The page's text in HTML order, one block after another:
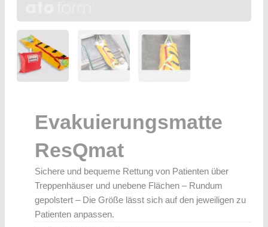
Evakuierungsmatte
ResQmat
Sichere und bequeme Rettung von Patienten über
Treppenhäuser und unebene Flächen – Rundum
gepolstert – Die Größe lässt sich auf den jeweiligen zu
Patienten anpassen.